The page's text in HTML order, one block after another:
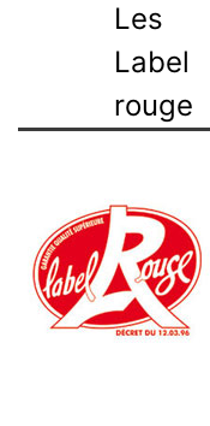
Les
Label
rouge